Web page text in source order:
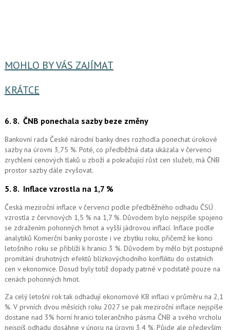
MOHLO BY VÁS ZAJÍMAT
KRÁTCE
6. 8. ČNB ponechala sazby beze změny
Bankovní rada České národní banky dnes rozhodla ponechat úrokové
sazby na úrovni 3,75 %. Poté, co předběžná data ukázala v červenci
zrychlení cenových tlaků u zboží a pokračující růst cen služeb, má ČNB
prostor sazby dále zvyšovat.
5. 8. Inflace vzrostla na 1,7 %
Česká meziroční inflace v červenci podle předběžného odhadu ČSÚ
vzrostla z červnových 1,5 % na 1,7 %. Důvodem bylo nejspíše spojeno
se zdražením pohonných hmot a vyšší jádrovou inflací. Inflace podle
analytiků Komerční banky poroste i ve zbytku roku, přičemž ke konci
letošního roku se přiblíží k hranici 3 %. Důvodem by mělo být postupné
promítání druhotných efektů blízkovýchodního konfliktu do ostatních
cen v ekonomice. Dosud byly totiž dopady patrné v podstatě pouze na
cenách pohonných hmot.
Za celý letošní rok tak odhadují ekonomové KB inflaci v průměru na 2,1
%. V prvních dvou měsících roku 2027 se pak meziroční inflace nejspíše
dostane nad 3% horní hranici tolerančního pásma ČNB a svého vrcholu
nejspíš odhadu dosáhne v únoru na úrovni 3,4 %. Půjde ale především